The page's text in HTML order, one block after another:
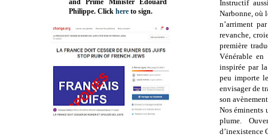
Instructif
Narbonne, où
n’arriment
revanche,
première
Vénérable en
inspirée par
peu importe
envisager de
son
Nos éminents
plume.
d’inexistence
Philippe. Click here to sign.